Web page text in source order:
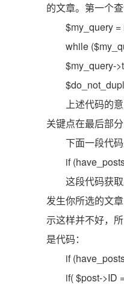
的文章。第一个
$my_query =
while
$my_query-
上述代码的
关键点在最后部
下面一段代
if
这段代码获
发生你所选的文
示这样并不好，
是代码：
if
if( $post->ID